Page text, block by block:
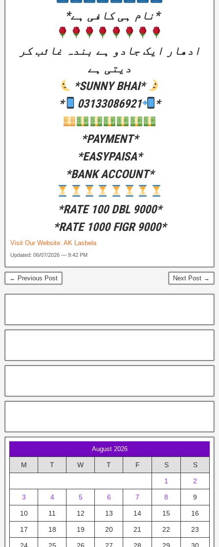
*نام ہی کافی ہے*
ادھار ایک جادو ہے بندہ غائب کر
دیتی ہے
*SUNNY BHAI*
*
03133086921 *
*PAYMENT*
*EASYPAISA*
*BANK ACCOUNT*
*RATE 100 DBL 9000*
*RATE 1000 FIGR 9000*
Visit Our Website: AK Lasbela
Updated: 06/07/2026 — 9:42 PM
← Previous Post Next Post →
August 2026
M T W T F S S
1 2
3 4 5 6 7 8 9
10 11 12 13 14 15 16
17 18 19 20 21 22 23